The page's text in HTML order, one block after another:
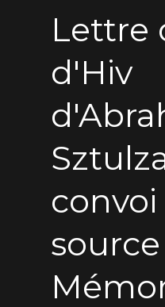
Lettre
d'Hiv
convoi
source